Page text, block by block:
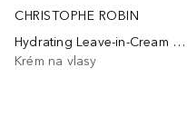
CHRISTOPHE ROBIN
Hydrating Leave-in-Cream With Aloe Vera
Krém na vlasy